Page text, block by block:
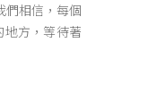
們相信，每個
地方，等待著